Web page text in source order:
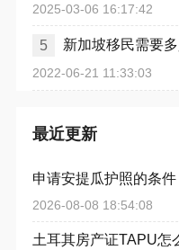
2025-03-06 16:17:42
5 新加坡移民需要
2022-06-21 11:33:03
最近更新
申请安提瓜护照的条
2026-08-08 18:54:08
土耳其房产证TAPU怎